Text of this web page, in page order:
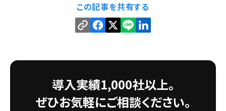
この記事を共有する
導入実績1,000社以上。
ぜひお気軽にご相談ください。